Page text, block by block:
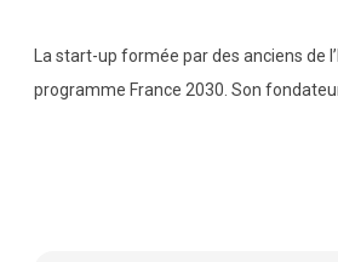
La start-up formée par des anciens de
programme France 2030. Son